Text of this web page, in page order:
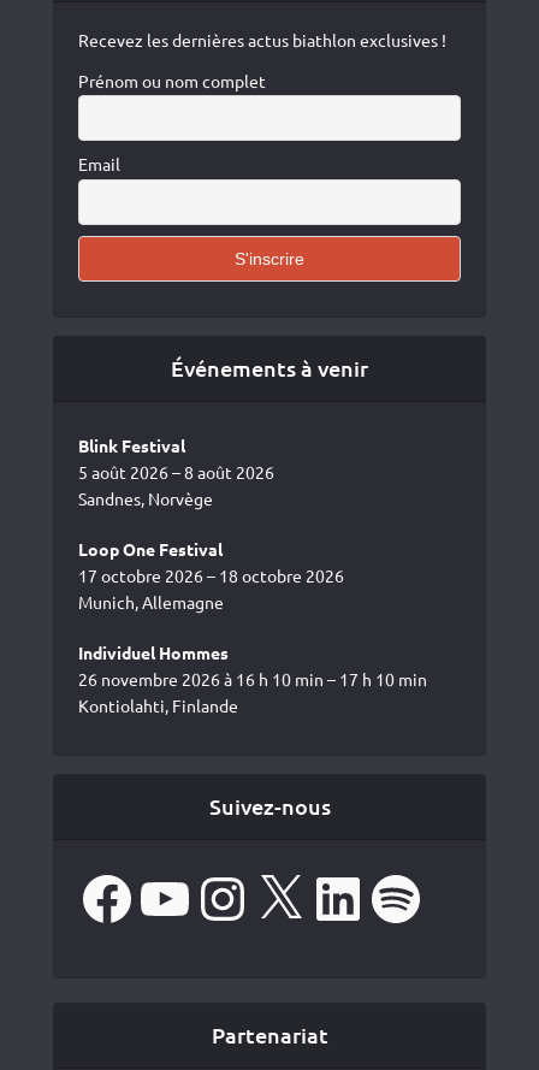
Recevez les dernières actus biathlon exclusives !
Prénom ou nom complet
Email
Événements à venir
Blink Festival
5 août 2026 – 8 août 2026
Sandnes, Norvège
Loop One Festival
17 octobre 2026 – 18 octobre 2026
Munich, Allemagne
Individuel Hommes
26 novembre 2026 à 16 h 10 min – 17 h 10 min
Kontiolahti, Finlande
Suivez-nous
FacebookYouTube Instagram LinkedIn Spotify
Partenariat